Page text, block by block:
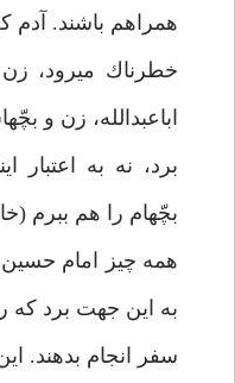
همراهم باشند. آدم
خطرناك مي­رود،
اباعبدالله،‌ زن و
برد، نه به
بچّه­ام را هم ببرم
همه چيز امام حسين
به اين جهت برد كه
سفر انجام بدهند.